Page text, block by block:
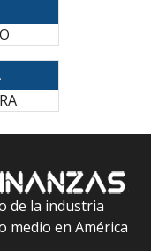
de la industria
medio en América